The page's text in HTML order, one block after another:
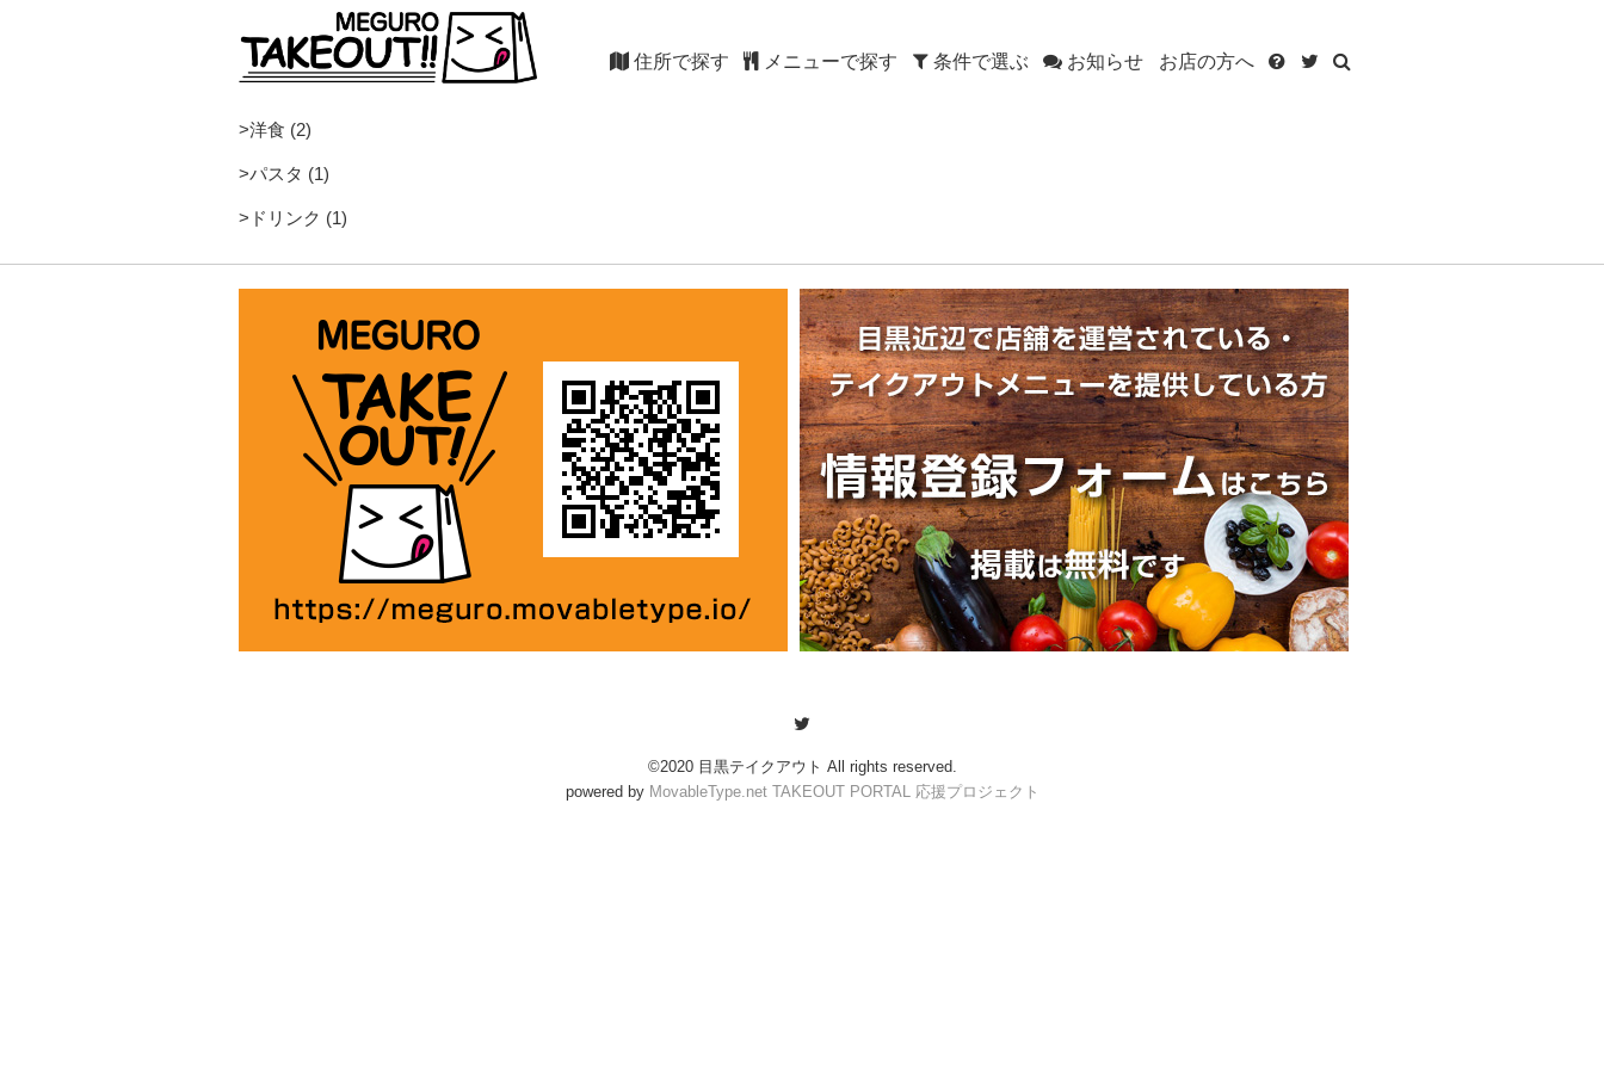
住所で探す メニューで探す 条件で選ぶ お知らせ お店の方へ
>洋食 (2)
>パスタ (1)
> ドリンク (1)
©2020 目黒テイクアウト All rights reserved.
powered by MovableType.net TAKEOUT PORTAL 応援プロジェクト